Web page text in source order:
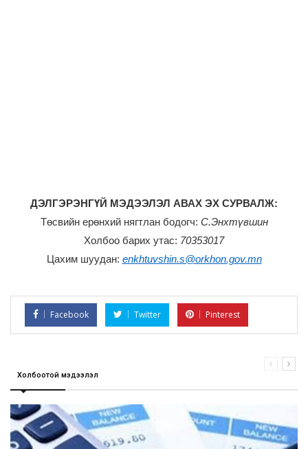
ДЭЛГЭРЭНГҮЙ МЭДЭЭЛЭЛ АВАХ ЭХ СУРВАЛЖ:
Төсвийн ерөнхий нягтлан бодогч: С.Энхтүвшин
Холбоо барих утас: 70353017
Цахим шуудан: enkhtuvshin.s@orkhon.gov.mn
Facebook Twitter Pinterest
Холбоотой мэдээлэл